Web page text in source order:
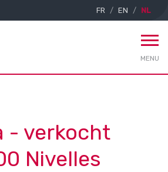
FR EN NL
MENU
- verkocht
Nivelles